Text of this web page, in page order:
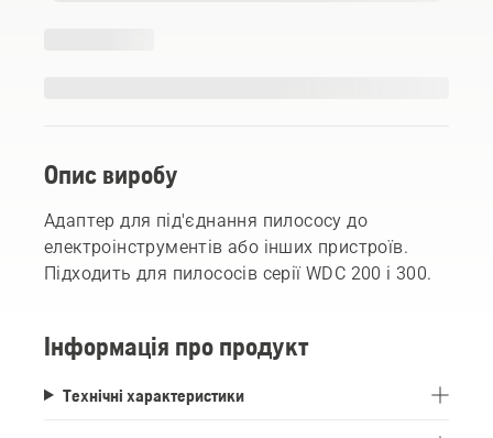
Опис виробу
Адаптер для під'єднання пилососу до
електроінструментів або інших пристроїв.
Підходить для пилососів серії WDC 200 і 300.
Інформація про продукт
Технічні характеристики